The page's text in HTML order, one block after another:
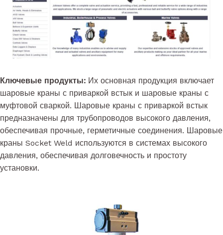
Ключевые продукты: Их основная продукция включает
шаровые краны с приваркой встык и шаровые краны с
муфтовой сваркой. Шаровые краны с приваркой встык
предназначены для трубопроводов высокого давления,
обеспечивая прочные, герметичные соединения. Шаровые
краны Socket Weld используются в системах высокого
давления, обеспечивая долговечность и простоту
установки.